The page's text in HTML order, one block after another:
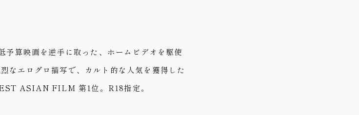
予算映画を逆手に取った、ホームビデオを駆使
なエログロ描写で、カルト的な人気を獲得した
ASIAN FILM 第1位。R18指定。